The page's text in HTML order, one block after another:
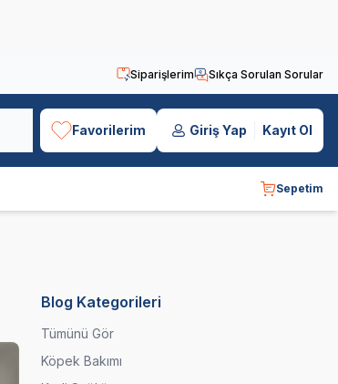
Siparişlerim Sıkça Sorulan Sorular
Favorilerim Giriş Yap Kayıt Ol
Sepetim
Blog Kategorileri
Tümünü Gör
Köpek Bakımı